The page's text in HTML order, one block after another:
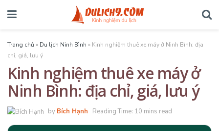
Trang chủ » Du lịch Ninh Bình » Kinh nghiệm thuê xe máy ở Ninh Bình: địa
chỉ, giá, lưu ý
Kinh nghiệm thuê xe máy ở
Ninh Bình: địa chỉ, giá, lưu ý
by Bích Hạnh Reading Time: 10 mins read